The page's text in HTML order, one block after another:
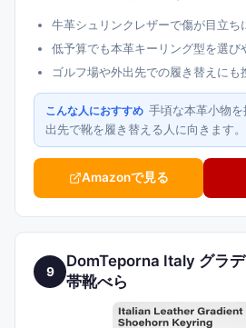
牛革シュリンクレザーで傷が目立ち
低予算でも本革キーリング型を選び
ゴルフ場や外出先での履き替えにも
こんな人におすすめ 手頃な本革小物
出先で靴を履き替える人に向きます。
Amazonで見る
9
DomTeporna Italy グラ
帯靴べら